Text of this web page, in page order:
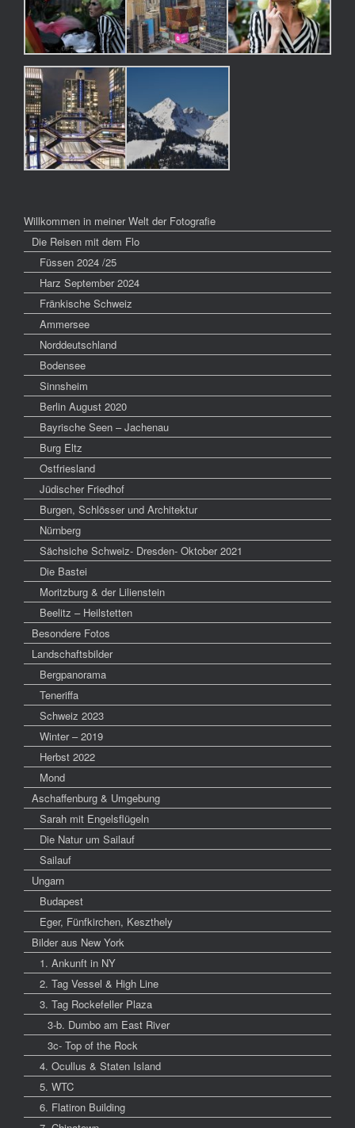
Willkommen in meiner Welt der Fotografie
Die Reisen mit dem Flo
Füssen 2024 /25
Harz September 2024
Fränkische Schweiz
Ammersee
Norddeutschland
Bodensee
Sinnsheim
Berlin August 2020
Bayrische Seen – Jachenau
Burg Eltz
Ostfriesland
Jüdischer Friedhof
Burgen, Schlösser und Architektur
Nürnberg
Sächsiche Schweiz- Dresden- Oktober 2021
Die Bastei
Moritzburg & der Lilienstein
Beelitz – Heilstetten
Besondere Fotos
Landschaftsbilder
Bergpanorama
Teneriffa
Schweiz 2023
Winter – 2019
Herbst 2022
Mond
Aschaffenburg & Umgebung
Sarah mit Engelsflügeln
Die Natur um Sailauf
Sailauf
Ungarn
Budapest
Eger, Fünfkirchen, Keszthely
Bilder aus New York
1. Ankunft in NY
2. Tag Vessel & High Line
3. Tag Rockefeller Plaza
3-b. Dumbo am East River
3c- Top of the Rock
4. Ocullus & Staten Island
5. WTC
6. Flatiron Building